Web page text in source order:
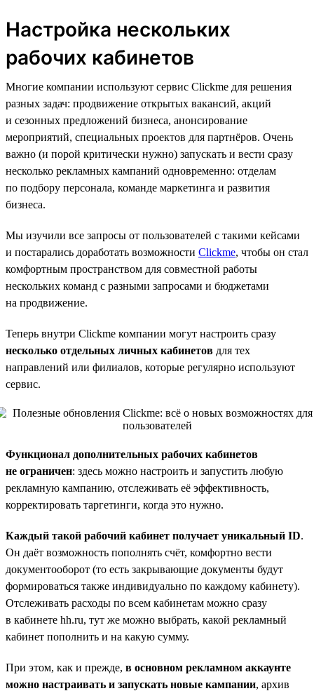
Настройка нескольких
рабочих кабинетов
Многие компании используют сервис Clickme для решения
разных задач: продвижение открытых вакансий, акций
и сезонных предложений бизнеса, анонсирование
мероприятий, специальных проектов для партнёров. Очень
важно (и порой критически нужно) запускать и вести сразу
несколько рекламных кампаний одновременно: отделам
по подбору персонала, команде маркетинга и развития
бизнеса.
Мы изучили все запросы от пользователей с такими кейсами
и постарались доработать возможности Clickme, чтобы он стал
комфортным пространством для совместной работы
нескольких команд с разными запросами и бюджетами
на продвижение.
Теперь внутри Clickme компании могут настроить сразу
несколько отдельных личных кабинетов для тех
направлений или филиалов, которые регулярно используют
сервис.
Функционал дополнительных рабочих кабинетов
не ограничен: здесь можно настроить и запустить любую
рекламную кампанию, отслеживать её эффективность,
корректировать таргетинги, когда это нужно.
Каждый такой рабочий кабинет получает уникальный ID.
Он даёт возможность пополнять счёт, комфортно вести
документооборот (то есть закрывающие документы будут
формироваться также индивидуально по каждому кабинету).
Отслеживать расходы по всем кабинетам можно сразу
в кабинете hh.ru, тут же можно выбрать, какой рекламный
кабинет пополнить и на какую сумму.
При этом, как и прежде, в основном рекламном аккаунте
можно настраивать и запускать новые кампании, архив